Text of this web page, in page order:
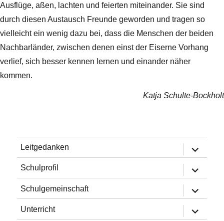
Ausflüge, aßen, lachten und feierten miteinander. Sie sind
durch diesen Austausch Freunde geworden und tragen so
vielleicht ein wenig dazu bei, dass die Menschen der beiden
Nachbarländer, zwischen denen einst der Eiserne Vorhang
verlief, sich besser kennen lernen und einander näher
kommen.
Katja Schulte-Bockholt
Leitgedanken
öffnen
Schulprofil
öffnen
Schulgemeinschaft
öffnen
Unterricht
öffnen